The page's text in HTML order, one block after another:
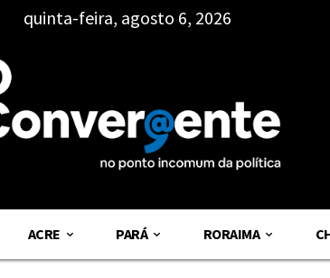
quinta-feira, agosto 6, 2026
ACRE PARÁ RORAIMA